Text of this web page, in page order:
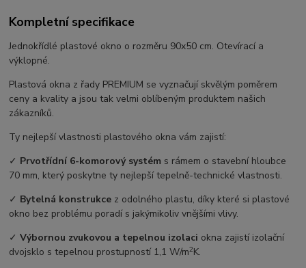
Kompletní specifikace
Jednokřídlé plastové okno o rozměru 90x50 cm. Otevírací a
výklopné.
Plastová okna z řady PREMIUM se vyznačují skvělým poměrem
ceny a kvality a jsou tak velmi oblíbeným produktem našich
zákazníků.
Ty nejlepší vlastnosti plastového okna vám zajistí:
✓ Prvotřídní 6-komorový systém s rámem o stavební hloubce
70 mm, který poskytne ty nejlepší tepelně-technické vlastnosti.
✓ Bytelná konstrukce z odolného plastu, díky které si plastové
okno bez problému poradí s jakýmikoliv vnějšími vlivy.
✓Výbornou zvukovou a tepelnou izolaci okna zajistí izolační
dvojsklo s tepelnou prostupností 1,1 W/m2K.